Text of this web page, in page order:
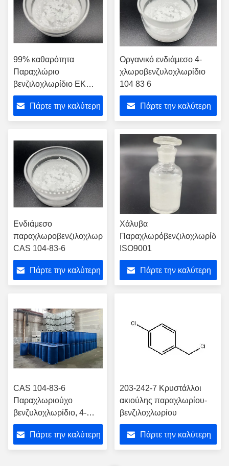
99% καθαρότητα
Παραχλώριο
βενζιλοχλωρίδιο ΕΚ
203-242-7
Πάρτε την καλύτερη
Οργανικό ενδιάμεσο 4-
χλωροβενζυλοχλωρίδιο
104 83 6
Πάρτε την καλύτερη
Ενδιάμεσο
παραχλωροβενζιλοχλωρίδιο
CAS 104-83-6
Πάρτε την καλύτερη
Χάλυβα
Παραχλωρόβενζιλοχλωρίδιο
ISO9001
Πάρτε την καλύτερη
CAS 104-83-6
Παραχλωριούχο
βενζυλοχλωρίδιο, 4-
χλωροβενζυλοχλωρίδιο
Πάρτε την καλύτερη
203-242-7 Κρυστάλλοι
ακιούλης παραχλωρίου-
βενζιλοχλωρίου
Πάρτε την καλύτερη